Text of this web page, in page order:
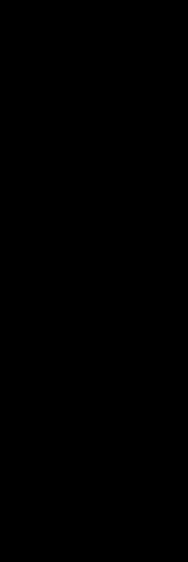
kann bei
des Kupplungs-
die Lenkerhöhe
in Bezug auf die
dass Dein
erfüllt.